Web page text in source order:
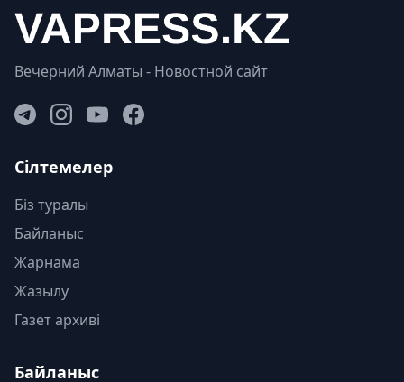
Вечерний Алматы - Новостной сайт
Сілтемелер
Біз туралы
Байланыс
Жарнама
Жазылу
Газет архиві
Байланыс